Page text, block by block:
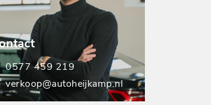
0577 459 219
verkoop@autoheijkamp.nl